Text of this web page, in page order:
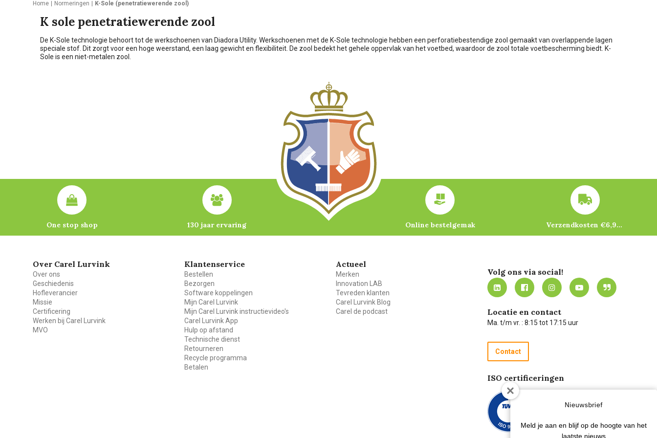
Home Normeringen K-Sole (penetratiewerende zool)
K sole penetratiewerende zool
De K-Sole technologie behoort tot de werkschoenen van Diadora Utility. Werkschoenen met de K-Sole technologie hebben een perforatiebestendige zool gemaakt van overlappende lagen
speciale stof. Dit zorgt voor een hoge weerstand, een laag gewicht en flexibiliteit. De zool bedekt het gehele oppervlak van het voetbed, waardoor de zool totale voetbescherming biedt. K-
Sole is een niet-metalen zool.
One stop shop 130 jaar ervaring Online bestelgemak Verzendkosten €6,95 – gratis bij je eerste bestelling vanaf €200
Over Carel Lurvink
Over ons
Geschiedenis
Hofleverancier
Missie
Certificering
Werken bij Carel Lurvink
MVO
Klantenservice
Bestellen
Bezorgen
Software koppelingen
Mijn Carel Lurvink
Mijn Carel Lurvink instructievideo's
Carel Lurvink App
Hulp op afstand
Technische dienst
Retourneren
Recycle programma
Betalen
Actueel
Merken
Innovation LAB
Tevreden klanten
Carel Lurvink Blog
Carel de podcast
Volg ons via social!
Locatie en contact
Ma. t/m vr. : 8:15 tot 17:15 uur
Contact
ISO certificeringen
Nieuwsbrief
Meld je aan en blijf op de hoogte van het
laatste nieuws